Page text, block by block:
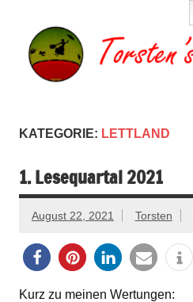
springen
KATEGORIE: LETTLAND
1. Lesequartal 2021
August 22, 2021 Torsten
Kurz zu meinen Wertungen: